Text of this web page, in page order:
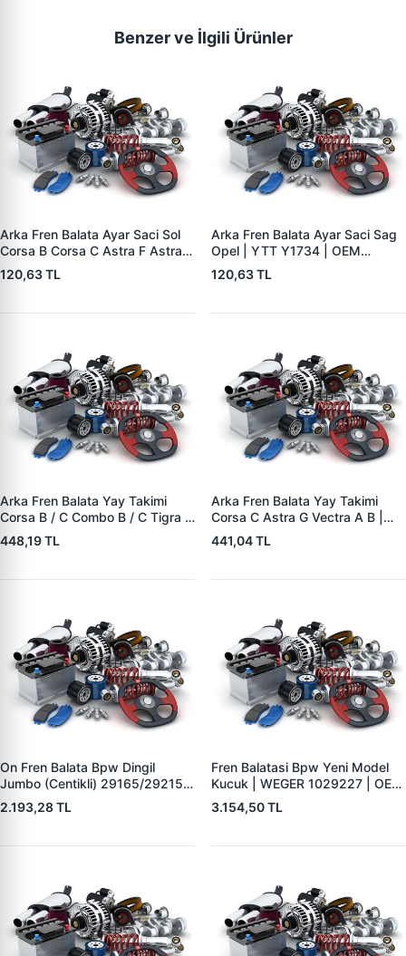
Benzer ve İlgili Ürünler
Arka Fren Balata Ayar Saci Sol
Corsa B Corsa C Astra F Astra G
Astra H Vectra B Tigra B | YTT
Y1735 | OEM 556440
120,63 TL
Arka Fren Balata Ayar Saci Sag
Opel | YTT Y1734 | OEM
556441
120,63 TL
Arka Fren Balata Yay Takimi
Corsa B / C Combo B / C Tigra A
| YTT Y1727 | OEM 1605988
448,19 TL
Arka Fren Balata Yay Takimi
Corsa C Astra G Vectra A B |
YTT Y1726 | OEM 1605985
441,04 TL
On Fren Balata Bpw Dingil
Jumbo (Centikli) 29165/29215 |
WEGER 10041-2 | OEM
0509290050 0980102750
2.193,28 TL
Fren Balatasi Bpw Yeni Model
Kucuk | WEGER 1029227 | OEM
509290120 29227
3.154,50 TL